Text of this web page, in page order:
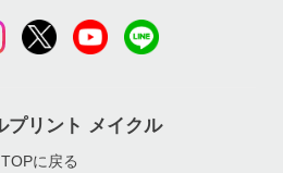
プリント メイクル
TOPに戻る